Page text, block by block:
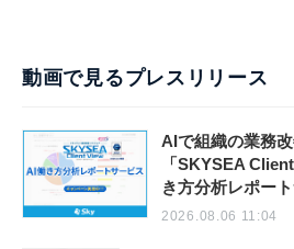
動画で見るプレスリリース
AIで組織の業務
「SKYSEA
き方分析レポー
2026.08.06 11:04